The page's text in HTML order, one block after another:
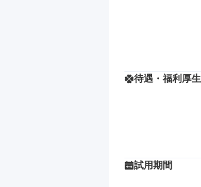
待遇・福利厚生
試用期間